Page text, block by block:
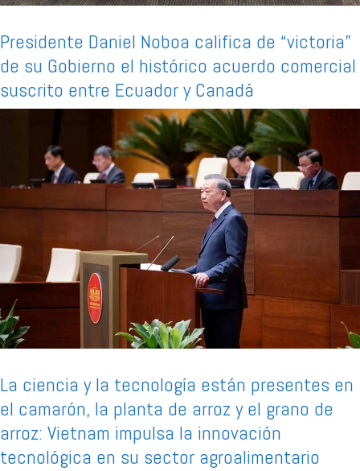
Presidente Daniel Noboa califica de “victoria”
de su Gobierno el histórico acuerdo comercial
suscrito entre Ecuador y Canadá
La ciencia y la tecnología están presentes en
el camarón, la planta de arroz y el grano de
arroz: Vietnam impulsa la innovación
tecnológica en su sector agroalimentario